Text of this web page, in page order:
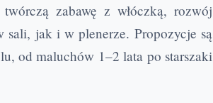
zabawę z włóczką, rozwój
sali, jak i w plenerze. Propozycje są
od maluchów 1–2 lata po starszaki